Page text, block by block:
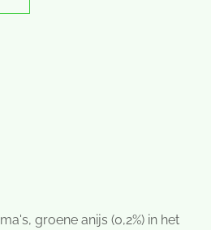
groene anijs (0,2%) in het